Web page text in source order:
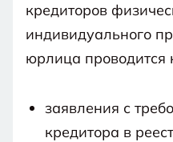
кредиторов
индивидуального
юрлица проводится
заявления с
кредитора в